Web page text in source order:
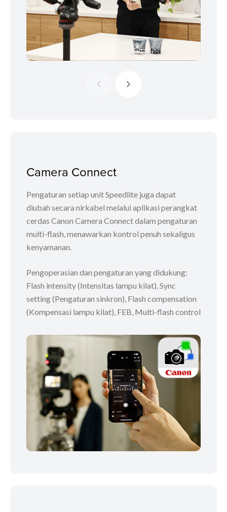
Camera Connect
Pengaturan setiap unit Speedlite juga dapat
diubah secara nirkabel melalui aplikasi perangkat
cerdas Canon Camera Connect dalam pengaturan
multi-flash, menawarkan kontrol penuh sekaligus
kenyamanan.
Pengoperasian dan pengaturan yang didukung:
Flash intensity (Intensitas lampu kilat), Sync
setting (Pengaturan sinkron), Flash compensation
(Kompensasi lampu kilat), FEB, Multi-flash control